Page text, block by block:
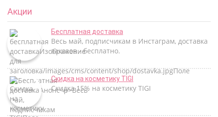
Акции
Бесплатная доставка
Весь май, подписчикам в Инстаграм, доставка
заказов - бесплатно.
Скидка на косметику TIGI
Скидка 15% на косметику TIGI